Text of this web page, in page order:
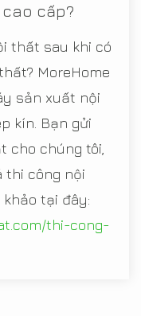
cấp?
thất sau khi có
MoreHome
sản xuất nội
kín. Bạn gửi
cho chúng tôi,
thi công nội
tại đây:
thi-cong-